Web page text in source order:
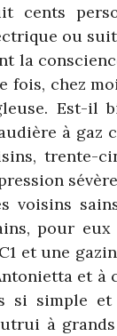
cents
ou
la
fois, chez
Est-il
à gaz
trente-
voisins
pour
et une
et à
si simple
à